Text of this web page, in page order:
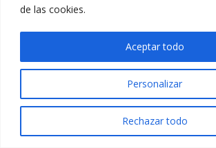
de las cookies.
Personalizar
Rechazar todo
Aceptar todo